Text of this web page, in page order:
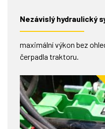
Nezávislý hydraulický
maximální výkon bez
čerpadla traktoru.